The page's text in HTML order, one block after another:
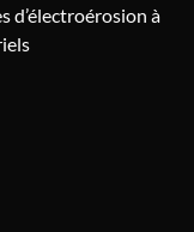
d’électroérosion à